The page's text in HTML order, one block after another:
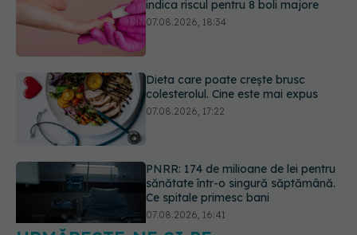
colesterolul. Cine este mai expus
PNRR: 174 de milioane de lei pentru
sănătate într-o singură săptămână.
Ce spitale primesc bani
Ce spune culoarea ta preferată
despre vârsta pe care o ai. Care
este "codul cromatic" al generațiilor
URMĂREȘTE-NE ȘI PE:
URMĂRITORI